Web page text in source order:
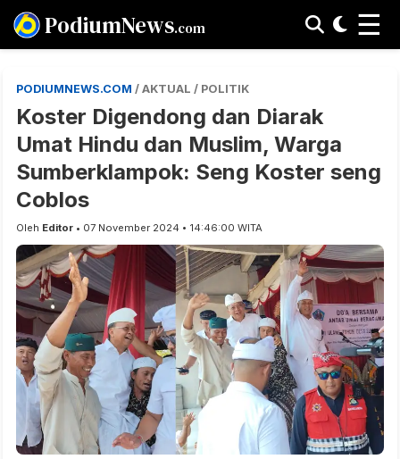
PodiumNews.com ☰
PODIUMNEWS.COM / AKTUAL / POLITIK
Koster Digendong dan Diarak
Umat Hindu dan Muslim, Warga
Sumberklampok: Seng Koster seng
Coblos
Oleh Editor • 07 November 2024 • 14:46:00 WITA